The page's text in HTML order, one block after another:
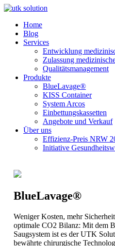
Home
Blog
Services
Entwicklung
Zulassung
Qualitätsmanagement
Produkte
BlueLavage®
KISS Container
System Arcos
Einbettungskassetten
Angebote und Verkauf
Über uns
Effizienz-Preis NRW
Initiative
BlueLavage®
Weniger Kosten, mehr
optimale CO2 Bilanz: Mit dem
Saugsystem ist es der UTK
bewährte chirurgische